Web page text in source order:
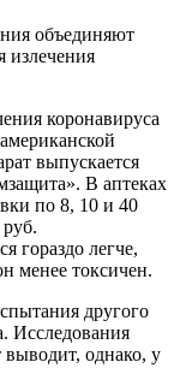
объединяют
излечения
коронавируса
выпускается
В аптеках
по 8, 10 и 40
гораздо легче,
менее токсичен.
другого
Исследования
выводит, однако, у